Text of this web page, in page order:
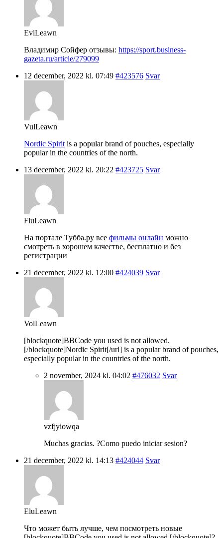
EviLeawn
Владимир Сойфер отзывы: https://sport.business-
gazeta.ru/article/279099
12 december, 2022 kl. 07:49 #423576 Svar
VulLeawn
Nordic Spirit is a popular brand of pouches, especially
popular in the countries of the north.
13 december, 2022 kl. 20:22 #423725 Svar
FluLeawn
На портале Тубба.ру все фильмы онлайн можно
смотреть в хорошем качестве, бесплатно и без
регистрации
21 december, 2022 kl. 12:00 #424039 Svar
VolLeawn
[blockquote]BBCode you used is not allowed.
[/blockquote]Nordic Spirit[/url] is a popular brand of pouches,
especially popular in the countries of the north.
2 november, 2024 kl. 04:02 #476032 Svar
vzfjyiowqa
Muchas gracias. ?Como puedo iniciar sesion?
21 december, 2022 kl. 14:13 #424044 Svar
EluLeawn
Что может быть лучше, чем посмотреть новые